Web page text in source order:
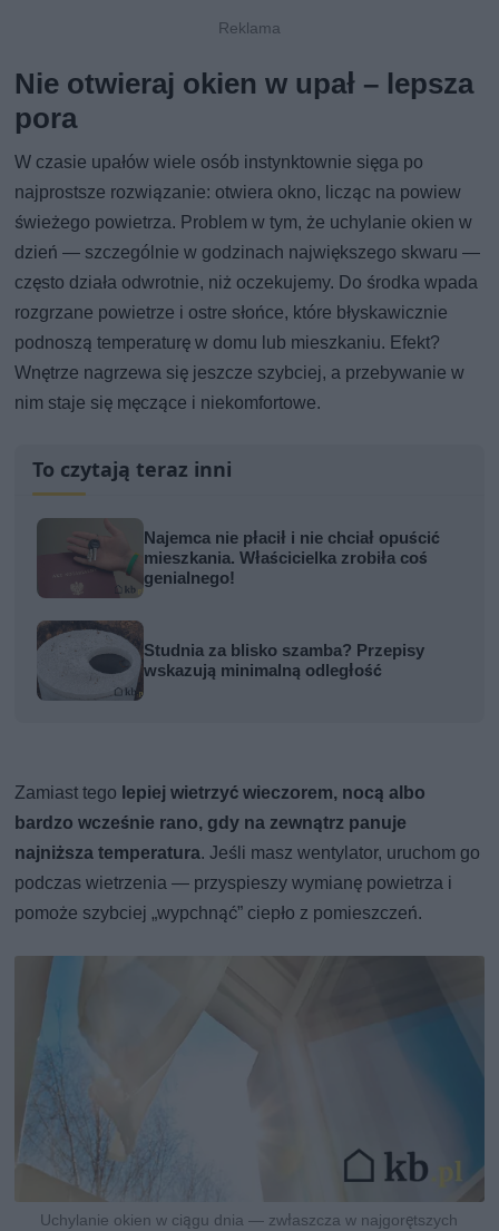
Nie otwieraj okien w upał – lepsza
pora
W czasie upałów wiele osób instynktownie sięga po
najprostsze rozwiązanie: otwiera okno, licząc na powiew
świeżego powietrza. Problem w tym, że uchylanie okien w
dzień — szczególnie w godzinach największego skwaru —
często działa odwrotnie, niż oczekujemy. Do środka wpada
rozgrzane powietrze i ostre słońce, które błyskawicznie
podnoszą temperaturę w domu lub mieszkaniu. Efekt?
Wnętrze nagrzewa się jeszcze szybciej, a przebywanie w
nim staje się męczące i niekomfortowe.
To czytają teraz inni
Najemca nie płacił i nie chciał opuścić
mieszkania. Właścicielka zrobiła coś
genialnego!
Studnia za blisko szamba? Przepisy
wskazują minimalną odległość
Zamiast tego lepiej wietrzyć wieczorem, nocą albo
bardzo wcześnie rano, gdy na zewnątrz panuje
najniższa temperatura. Jeśli masz wentylator, uruchom go
podczas wietrzenia — przyspieszy wymianę powietrza i
pomoże szybciej „wypchnąć” ciepło z pomieszczeń.
Uchylanie okien w ciągu dnia — zwłaszcza w najgorętszych